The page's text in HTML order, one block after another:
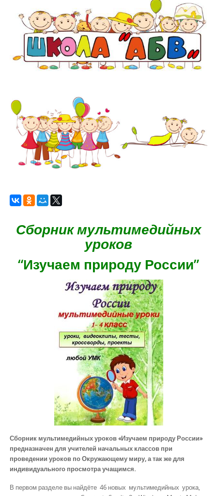
Сборник мультимедийных
уроков
“Изучаем природу России”
Сборник мультимедийных уроков «Изучаем природу России»
предназначен для учителей начальных классов при
проведении уроков по Окружающему миру, а так же для
индивидуального просмотра учащимся.
В первом разделе вы найдёте 46 новых мультимедийных урока,